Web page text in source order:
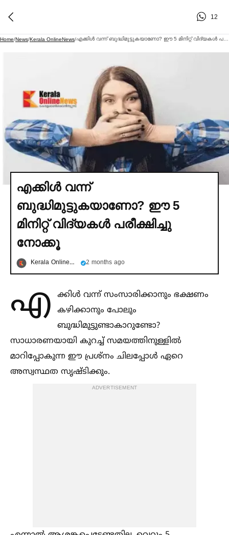
12
Home/News/Kerala OnlineNews/
എക്കിള്‍ വന്ന്
ബുദ്ധിമുട്ടുകയാണോ? ഈ 5
മിനിറ്റ് വിദ്യകള്‍ പരീക്ഷിച്ചു
നോക്കൂ
Kerala OnlineNews 2 months ago
എ
ക്കിള്‍ വന്ന് സംസാരിക്കാനും ഭക്ഷണം
കഴിക്കാനും പോലും
ബുദ്ധിമുട്ടുണ്ടാകാറുണ്ടോ?
സാധാരണയായി കുറച്ച്‌ സമയത്തിനുള്ളില്‍
മാറിപ്പോകുന്ന ഈ പ്രശ്നം ചിലപ്പോള്‍ ഏറെ
അസ്വസ്ഥത സൃഷ്ടിക്കും.
ADVERTISEMENT